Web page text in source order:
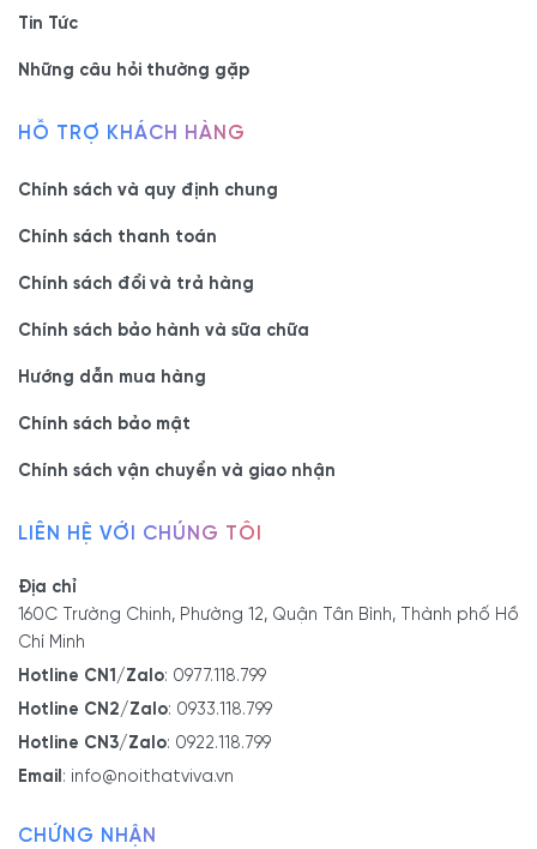
Tin Tức
Những câu hỏi thường gặp
HỖ TRỢ KHÁCH HÀNG
Chính sách và quy định chung
Chính sách thanh toán
Chính sách đổi và trả hàng
Chính sách bảo hành và sữa chữa
Hướng dẫn mua hàng
Chính sách bảo mật
Chính sách vận chuyển và giao nhận
LIÊN HỆ VỚI CHÚNG TÔI
Địa chỉ
160C Trường Chinh, Phường 12, Quận Tân Bình, Thành phố Hồ
Chí Minh
Hotline CN1/Zalo: 0977.118.799
Hotline CN2/Zalo: 0933.118.799
Hotline CN3/Zalo: 0922.118.799
Email: info@noithatviva.vn
CHỨNG NHẬN